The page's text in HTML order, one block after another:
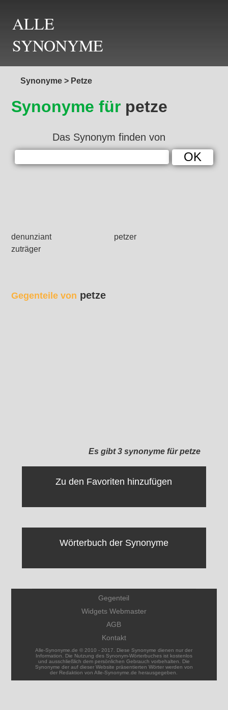
ALLE
SYNONYME
Synonyme > Petze
Synonyme für petze
Das Synonym finden von
denunziant
petzer
zuträger
Gegenteile von petze
Es gibt 3 synonyme für petze
Zu den Favoriten hinzufügen
Wörterbuch der Synonyme
Gegenteil
Widgets Webmaster
AGB
Kontakt
Alle-Synonyme.de © 2010 - 2017. Diese Synonyme dienen nur der
Information. Die Nutzung des Synonym-Wörterbuches ist kostenlos
und ausschließlich dem persönlichen Gebrauch vorbehalten. Die
Synonyme der auf dieser Website präsentierten Wörter werden von
der Redaktion von Alle-Synonyme.de herausgegeben.